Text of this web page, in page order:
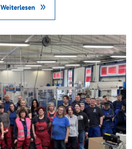
Weiterlesen